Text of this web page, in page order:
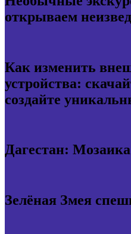
открываем
Как изменить
устройства:
создайте
Дагестан:
Зелёная Змея